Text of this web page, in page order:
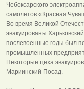
Чебоксарского
самолетов «Красная
Во время Великой
эвакуированы
послевоенные годы был
промышленных
Некоторые цеха
Мариинский Посад.